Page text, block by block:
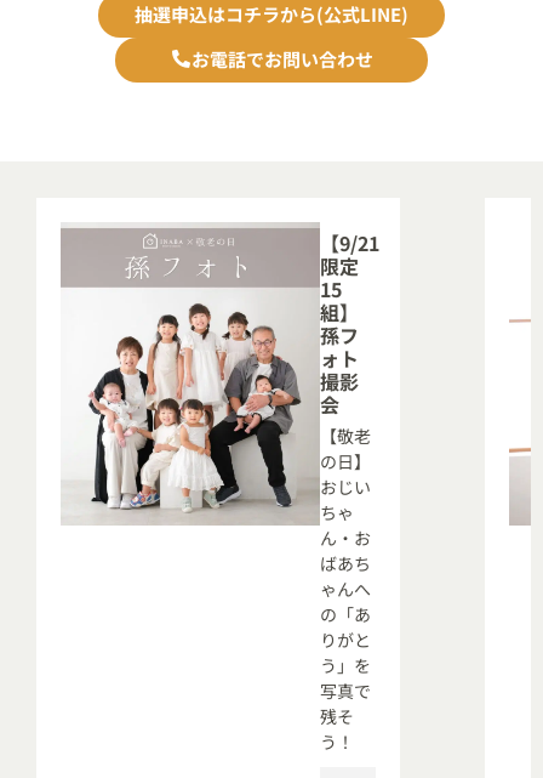
抽選申込はコチラから(公式LINE)
お電話でお問い合わせ
【9/21
限定
15
組】
孫フ
ォト
撮影
会
【敬老
の日】
おじい
ちゃ
ん・お
ばあち
ゃんへ
の「あ
りがと
う」を
写真で
残そ
う！